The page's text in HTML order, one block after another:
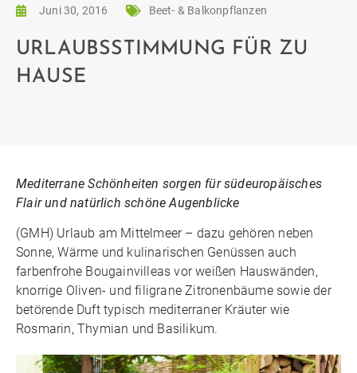
Juni 30, 2016 Beet- & Balkonpflanzen
URLAUBSSTIMMUNG FÜR ZU
HAUSE
Mediterrane Schönheiten sorgen für südeuropäisches
Flair und natürlich schöne Augenblicke
(GMH) Urlaub am Mittelmeer – dazu gehören neben
Sonne, Wärme und kulinarischen Genüssen auch
farbenfrohe Bougainvilleas vor weißen Hauswänden,
knorrige Oliven- und filigrane Zitronenbäume sowie der
betörende Duft typisch mediterraner Kräuter wie
Rosmarin, Thymian und Basilikum.